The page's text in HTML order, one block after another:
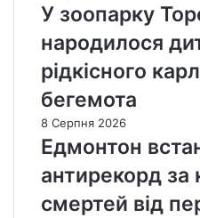
У зоопарку
народилося
рідкісного
бегемота
8 Серпня 2026
Едмонтон
антирекорд за
смертей від